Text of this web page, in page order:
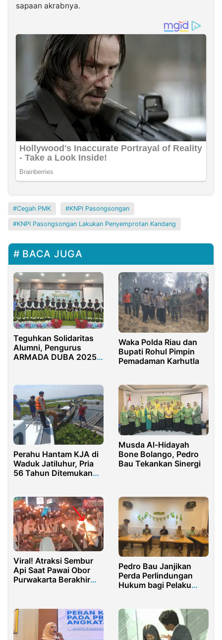
sapaan akrabnya.
Cegah PMK KNPI Pasongsongan
KNPI Pasongsongan Lakukan Penyemprotan Kandang
BACA JUGA
Teguhkan Solidaritas
Alumni, Pengurus
ARMADA DUBA 2025–
Waka Polda Riau dan
Bupati Rohul Pimpin
Pemadaman Karhutla
Perahu Hantam KJA di
Waduk Jatiluhur, Pria
56 Tahun Ditemukan
Musda Al-Hidayah
Bone Bolango, Pedro
Bau Tekankan Sinergi
Viral! Atraksi Sembur
Api Saat Pawai Obor
Purwakarta Berakhir
Pedro Bau Janjikan
Perda Perlindungan
Hukum bagi Pelaku